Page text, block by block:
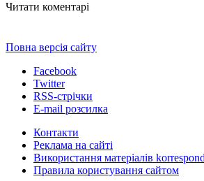
Читати коментарі
Повна версія сайту
Facebook
Twitter
RSS-стрічки
E-mail розсилка
Контакти
Реклама на сайті
Використання матеріалів
Правила користування сайтом